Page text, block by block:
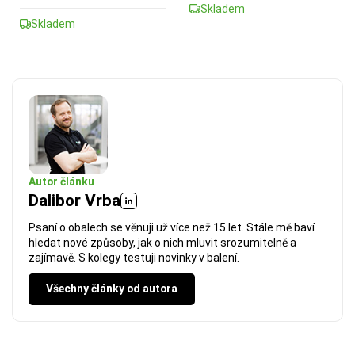
Skladem
Skladem
Autor článku
Dalibor Vrba
Psaní o obalech se věnuji už více než 15 let. Stále mě baví
hledat nové způsoby, jak o nich mluvit srozumitelně a
zajímavě. S kolegy testuji novinky v balení.
Všechny články od autora